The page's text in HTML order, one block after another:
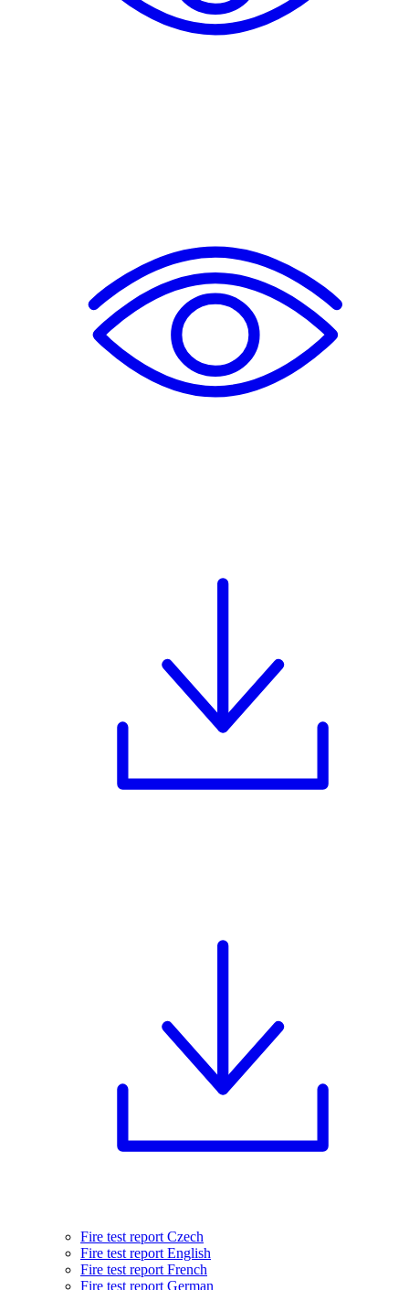
Fire test report Czech
Fire test report English
Fire test report French
Fire test report German